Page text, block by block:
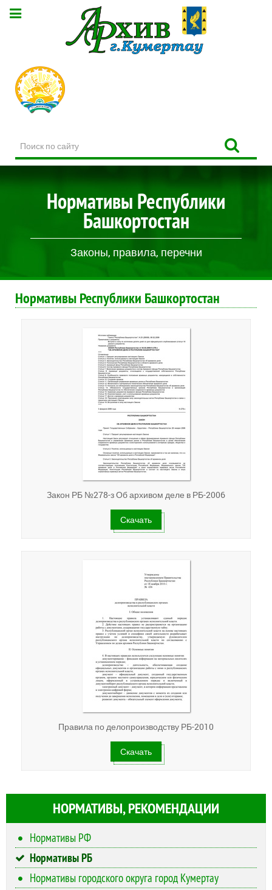
по
сайту
Нормативы Республики
Башкортостан
Законы, правила, перечни
Нормативы Республики Башкортостан
Закон РБ №278-з Об архивом деле в РБ-2006
Скачать
Правила по делопроизводству РБ-2010
Скачать
НОРМАТИВЫ, РЕКОМЕНДАЦИИ
Нормативы РФ
Нормативы РБ
Нормативы городского округа город Кумертау